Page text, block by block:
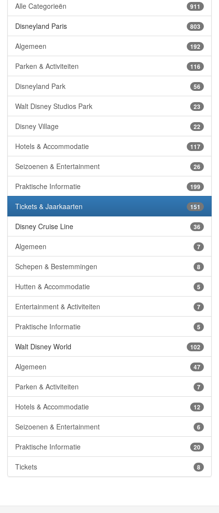
911
Alle Categorieën
803
Disneyland Paris
192
Algemeen
116
Parken & Activiteiten
56
Disneyland Park
23
Walt Disney Studios Park
22
Disney Village
117
Hotels & Accommodatie
26
Seizoenen & Entertainment
199
Praktische Informatie
151
Tickets & Jaarkaarten
36
Disney Cruise Line
7
Algemeen
8
Schepen & Bestemmingen
5
Hutten & Accommodatie
7
Entertainment & Activiteiten
5
Praktische Informatie
102
Walt Disney World
47
Algemeen
7
Parken & Activiteiten
12
Hotels & Accommodatie
6
Seizoenen & Entertainment
20
Praktische Informatie
8
Tickets